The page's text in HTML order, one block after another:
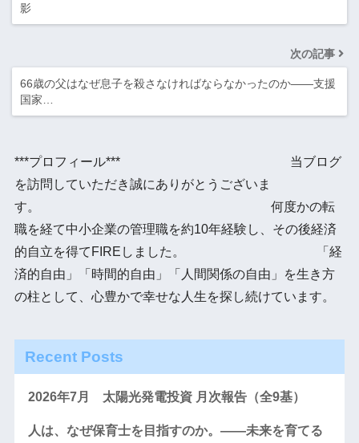
影
次の記事
66歳の父はなぜ息子を殺さなければならなかったのか――支援
国家…
***プロフィール*** 当ブログ
を訪問していただき誠にありがとうございま
す。 何度かの転
職を経て中小企業の管理職を約10年経験し、その後経済
的自立を得てFIREしました。 「経
済的自由」「時間的自由」「人間関係の自由」を生き方
の柱として、心豊かで幸せな人生を探し続けています。
Recent Posts
2026年7月 太陽光発電投資 月次報告（全9基）
人は、なぜ保育士を目指すのか。――未来を育てる